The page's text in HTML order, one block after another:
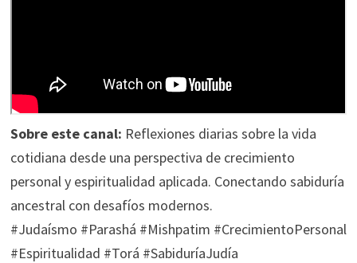
Sobre este canal: Reflexiones diarias sobre la vida
cotidiana desde una perspectiva de crecimiento
personal y espiritualidad aplicada. Conectando sabiduría
ancestral con desafíos modernos.
#Judaísmo #Parashá #Mishpatim #CrecimientoPersonal
#Espiritualidad #Torá #SabiduríaJudía